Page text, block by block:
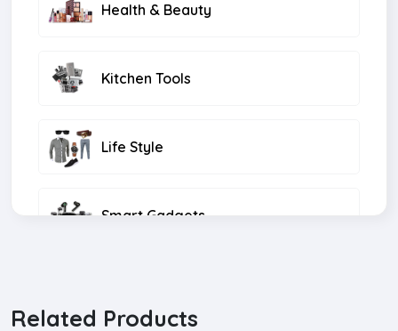
Health & Beauty
Kitchen Tools
Life Style
Smart Gadgets
Related Products